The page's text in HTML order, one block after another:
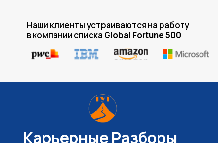
Наши клиенты устраиваются на работу
в компании списка Global Fortune 500
Карьерные Разборы